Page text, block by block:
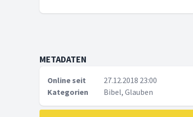
METADATEN
Online seit
27.12.2018 23:00
Kategorien
Bibel, Glauben